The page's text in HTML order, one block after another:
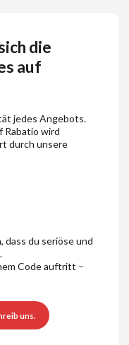
die
auf
jedes Angebots.
Rabatio wird
durch unsere
dass du seriöse und
Code auftritt –
uns.